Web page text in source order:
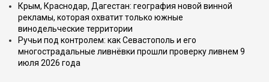
Крым, Краснодар, Дагестан: география новой винной
рекламы, которая охватит только южные
винодельческие территории
Ручьи под контролем: как Севастополь и его
многострадальные ливнёвки прошли проверку ливнем 9
июля 2026 года